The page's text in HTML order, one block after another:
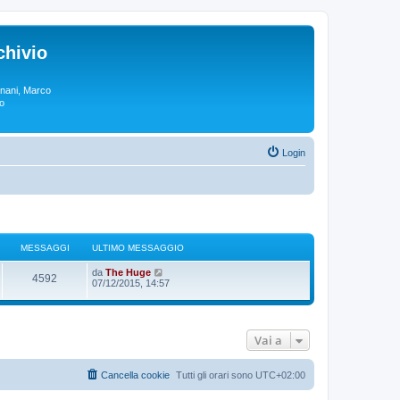
Marco
Login
MESSAGGI ULTIMO MESSAGGIO
4592 da The Huge
e
i
m
m
e
07/12/2015, 14:57
Vai a
Tutti gli orari sono UTC+02:00
Cancella cookie